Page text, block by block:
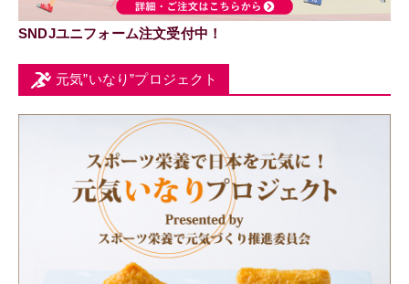
SNDJユニフォーム注文受付中！
元気”いなり”プロジェクト